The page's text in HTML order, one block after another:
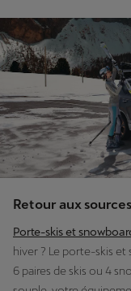
Retour aux sources
Porte-skis et
hiver ? Le porte-skis et
6 paires de skis ou 4